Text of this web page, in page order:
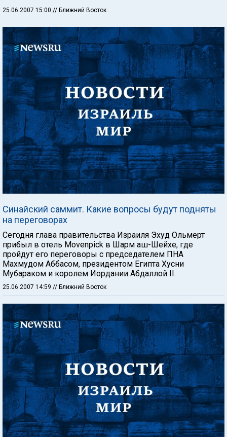
25.06.2007 15:00 // Ближний Восток
Синайский саммит. Какие вопросы будут подняты
на переговорах
Сегодня глава правительства Израиля Эхуд Ольмерт
прибыл в отель Movenpick в Шарм аш-Шейхе, где
пройдут его переговоры с председателем ПНА
Махмудом Аббасом, президентом Египта Хусни
Мубараком и королем Иордании Абдаллой II.
25.06.2007 14:59 // Ближний Восток